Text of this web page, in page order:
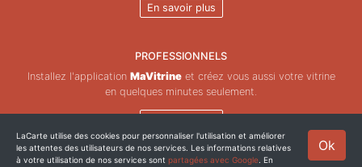
En savoir plus
PROFESSIONNELS
Installez l'application MaVitrineet créez vous aussi votre vitrine
en quelques minutes seulement.
Copyright © ZeMAP 2026 - Tous droits réservés. Ok
LaCarte utilise des cookies pour personnaliser l'utilisation et améliorer
les attentes des utilisateurs de nos services. Les informations relatives
à votre utilisation de nos services sont partagées avec Google . En